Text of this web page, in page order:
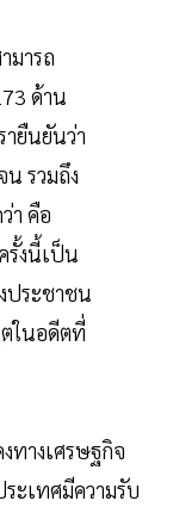
มารถ
ด้าน
ายืนยันว่า
รวมถึง
า คือ
รั้งนี้เป็น
ประชาชน
ในอดีตที่
ทางเศรษฐกิจ
ะเทศมีความรับ